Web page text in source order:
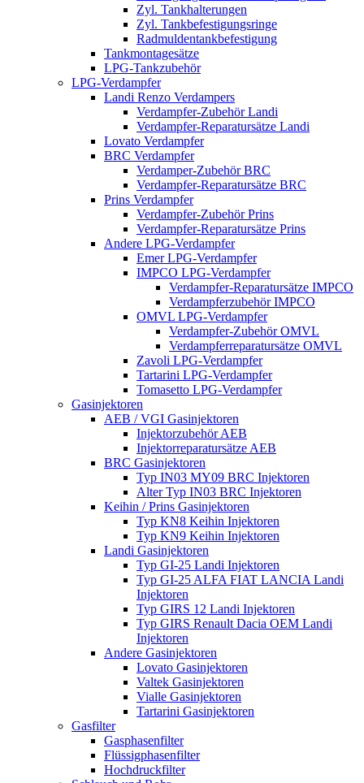
Zyl. Tankhalterungen
Zyl. Tankbefestigungsringe
Radmuldentankbefestigung
Tankmontagesätze
LPG-Tankzubehör
LPG-Verdampfer
Landi Renzo Verdampers
Verdampfer-Zubehör Landi
Verdampfer-Reparatursätze Landi
Lovato Verdampfer
BRC Verdampfer
Verdamper-Zubehör BRC
Verdampfer-Reparatursätze BRC
Prins Verdampfer
Verdampfer-Zubehör Prins
Verdampfer-Reparatursätze Prins
Andere LPG-Verdampfer
Emer LPG-Verdampfer
IMPCO LPG-Verdampfer
Verdampfer-Reparatursätze IMPCO
Verdampferzubehör IMPCO
OMVL LPG-Verdampfer
Verdampfer-Zubehör OMVL
Verdampferreparatursätze OMVL
Zavoli LPG-Verdampfer
Tartarini LPG-Verdampfer
Tomasetto LPG-Verdampfer
Gasinjektoren
AEB / VGI Gasinjektoren
Injektorzubehör AEB
Injektorreparatursätze AEB
BRC Gasinjektoren
Typ IN03 MY09 BRC Injektoren
Alter Typ IN03 BRC Injektoren
Keihin / Prins Gasinjektoren
Typ KN8 Keihin Injektoren
Typ KN9 Keihin Injektoren
Landi Gasinjektoren
Typ GI-25 Landi Injektoren
Typ GI-25 ALFA FIAT LANCIA Landi
Injektoren
Typ GIRS 12 Landi Injektoren
Typ GIRS Renault Dacia OEM Landi
Injektoren
Andere Gasinjektoren
Lovato Gasinjektoren
Valtek Gasinjektoren
Vialle Gasinjektoren
Tartarini Gasinjektoren
Gasfilter
Gasphasenfilter
Flüssigphasenfilter
Hochdruckfilter